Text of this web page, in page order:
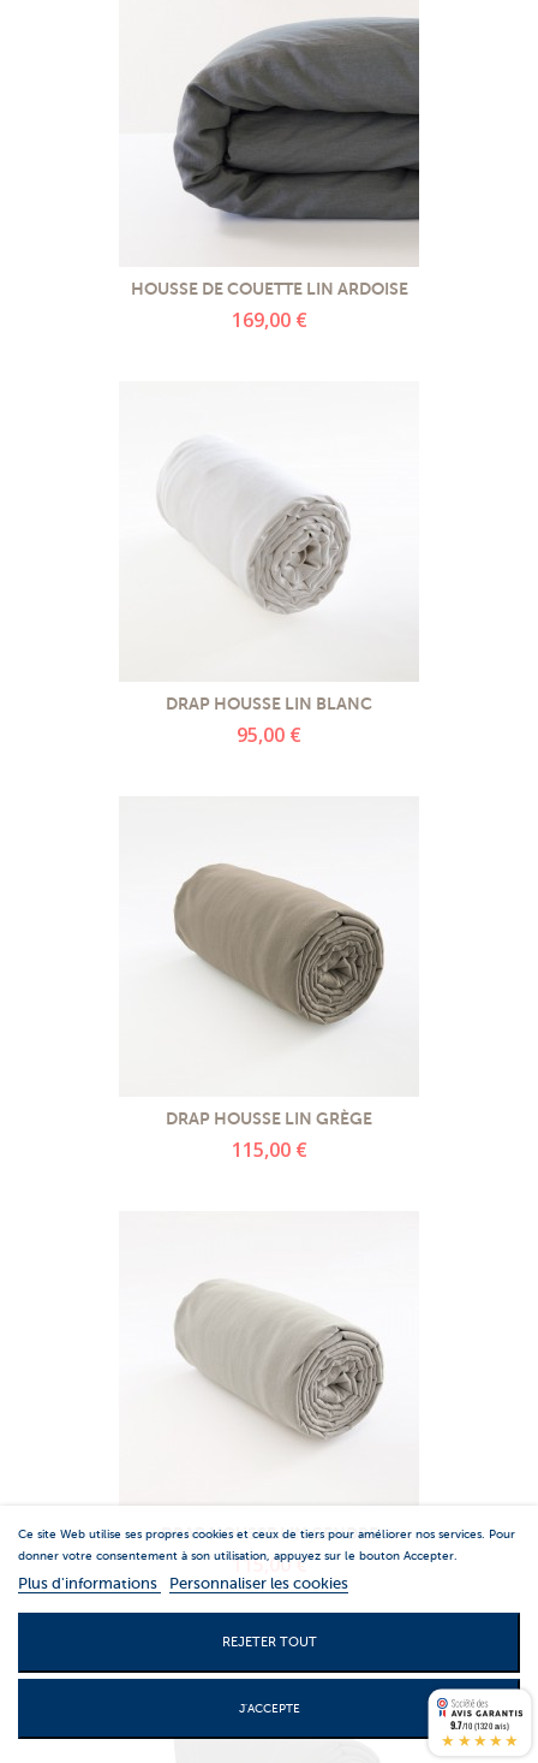
HOUSSE DE COUETTE LIN ARDOISE
169,00 €
DRAP HOUSSE LIN BLANC
95,00 €
DRAP HOUSSE LIN GRÈGE
115,00 €
DRAP HOUSSE LIN CENDRE
115,00 €
Ce site Web utilise ses propres cookies et ceux de tiers pour améliorer nos services. Pour
donner votre consentement à son utilisation, appuyez sur le bouton Accepter.
Plus d'informations Personnaliser les cookies
REJETER TOUT
J'ACCEPTE
9.7/10 (1320 avis)
★★★★★